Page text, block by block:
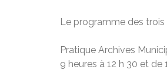
Le programme des
Pratique Archives
9 heures à 12 h 30 et de